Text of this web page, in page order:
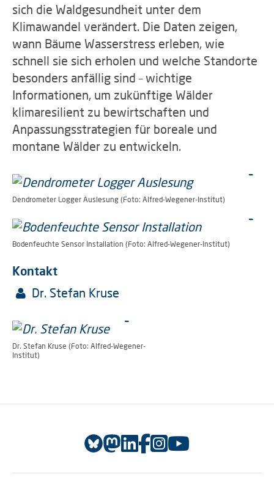
sich die Waldgesundheit unter dem
Klimawandel verändert. Die Daten zeigen,
wann Bäume Wasserstress erleben, wie
schnell sie sich erholen und welche Standorte
besonders anfällig sind – wichtige
Informationen, um zukünftige Wälder
klimaresilient zu bewirtschaften und
Anpassungsstrategien für boreale und
montane Wälder zu entwickeln.
Dendrometer Logger Auslesung (Foto: Alfred-Wegener-Institut)
Bodenfeuchte Sensor Installation (Foto: Alfred-Wegener-Institut)
Kontakt
Dr. Stefan Kruse
Dr. Stefan Kruse (Foto: Alfred-Wegener-
Institut)